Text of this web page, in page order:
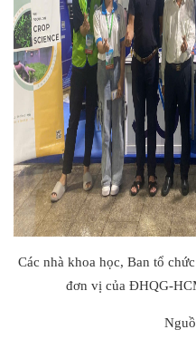
Các nhà khoa học, Ban tổ
đơn vị của ĐHQG-